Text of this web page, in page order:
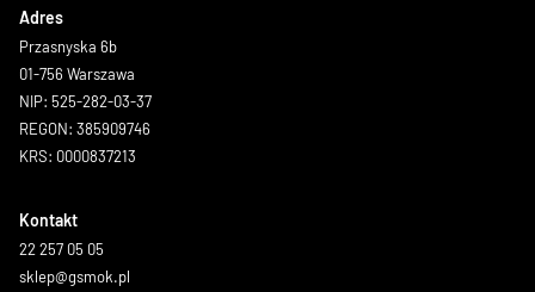
Adres
Przasnyska 6b
01-756 Warszawa
NIP: 525-282-03-37
REGON: 385909746
KRS: 0000837213
Kontakt
22 257 05 05
sklep@gsmok.pl